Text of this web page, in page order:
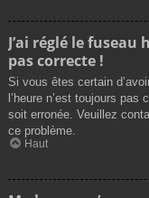
J’ai réglé le
pas correcte !
Si vous êtes certain
l’heure n’est toujours
soit erronée. Veuillez
ce problème.
Haut